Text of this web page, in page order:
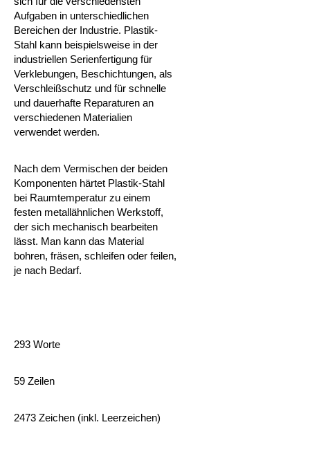
Aufgaben in unterschiedlichen
Bereichen der Industrie. Plastik-
Stahl kann beispielsweise in der
industriellen Serienfertigung für
Verklebungen, Beschichtungen, als
Verschleißschutz und für schnelle
und dauerhafte Reparaturen an
verschiedenen Materialien
verwendet werden.
Nach dem Vermischen der beiden
Komponenten härtet Plastik-Stahl
bei Raumtemperatur zu einem
festen metallähnlichen Werkstoff,
der sich mechanisch bearbeiten
lässt. Man kann das Material
bohren, fräsen, schleifen oder feilen,
je nach Bedarf.
293 Worte
59 Zeilen
2473 Zeichen (inkl. Leerzeichen)